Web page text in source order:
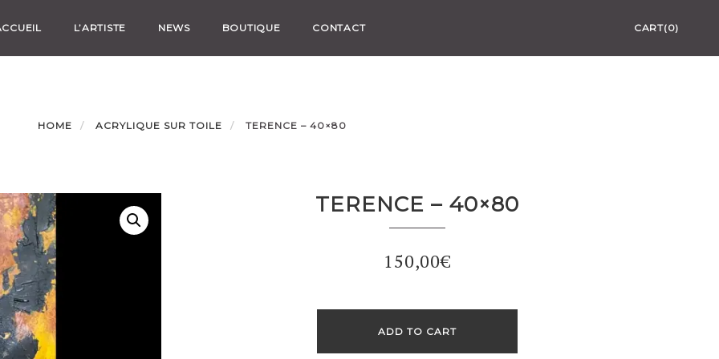
L’ARTISTE NEWS BOUTIQUE CONTACT CART(0)
HOME ACRYLIQUE SUR TOILE TERENCE – 40×80
TERENCE – 40×80
150,00€
ADD TO CART